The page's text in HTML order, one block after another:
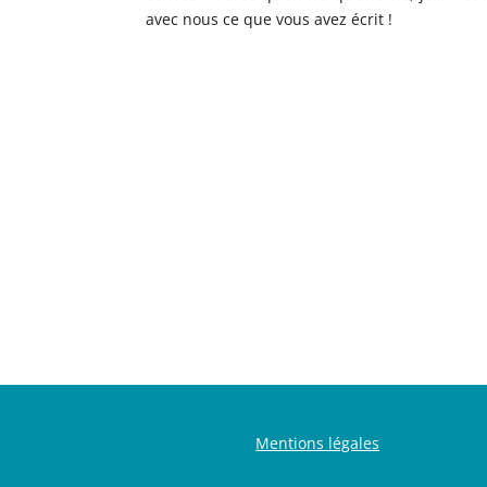
avec nous ce que vous avez écrit !
Mentions légales